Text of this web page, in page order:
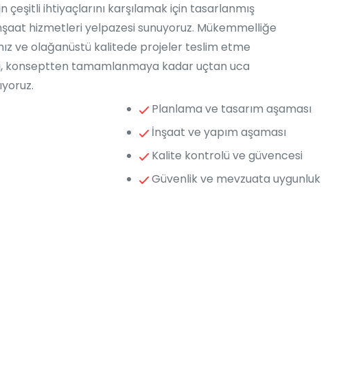
çeşitli ihtiyaçlarını karşılamak için tasarlanmış
hizmetleri yelpazesi sunuyoruz. Mükemmelliğe
ve olağanüstü kalitede projeler teslim etme
konseptten tamamlanmaya kadar uçtan uca
Planlama ve tasarım aşaması
İnşaat ve yapım aşaması
Kalite kontrolü ve güvencesi
Güvenlik ve mevzuata uygunluk